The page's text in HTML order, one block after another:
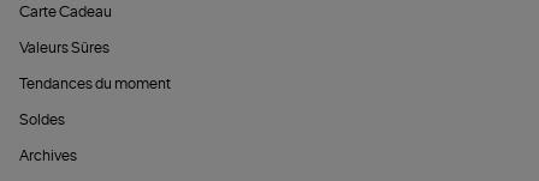
Carte Cadeau
Valeurs Sûres
Tendances du moment
Soldes
Archives